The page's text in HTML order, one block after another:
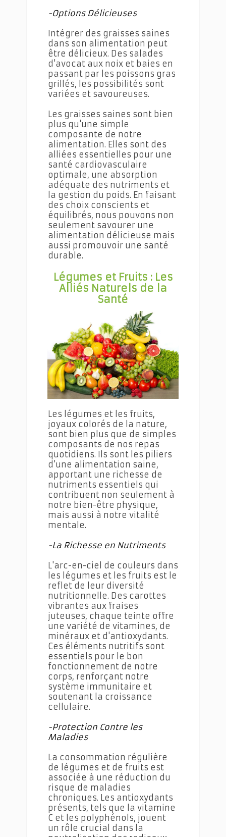
-Options Délicieuses
Intégrer des graisses saines
dans son alimentation peut
être délicieux. Des salades
d'avocat aux noix et baies en
passant par les poissons gras
grillés, les possibilités sont
variées et savoureuses.
Les graisses saines sont bien
plus qu'une simple
composante de notre
alimentation. Elles sont des
alliées essentielles pour une
santé cardiovasculaire
optimale, une absorption
adéquate des nutriments et
la gestion du poids. En faisant
des choix conscients et
équilibrés, nous pouvons non
seulement savourer une
alimentation délicieuse mais
aussi promouvoir une santé
durable.
Légumes et Fruits : Les
Alliés Naturels de la
Santé
Repas Végétariens Équilibrés et Savoureux
Les légumes et les fruits,
joyaux colorés de la nature,
sont bien plus que de simples
composants de nos repas
quotidiens. Ils sont les piliers
d'une alimentation saine,
apportant une richesse de
nutriments essentiels qui
contribuent non seulement à
notre bien-être physique,
mais aussi à notre vitalité
mentale.
-La Richesse en Nutriments
L'arc-en-ciel de couleurs dans
les légumes et les fruits est le
reflet de leur diversité
nutritionnelle. Des carottes
vibrantes aux fraises
juteuses, chaque teinte offre
une variété de vitamines, de
minéraux et d'antioxydants.
Ces éléments nutritifs sont
essentiels pour le bon
fonctionnement de notre
corps, renforçant notre
système immunitaire et
soutenant la croissance
cellulaire.
-Protection Contre les
Maladies
La consommation régulière
de légumes et de fruits est
associée à une réduction du
risque de maladies
chroniques. Les antioxydants
présents, tels que la vitamine
C et les polyphénols, jouent
un rôle crucial dans la